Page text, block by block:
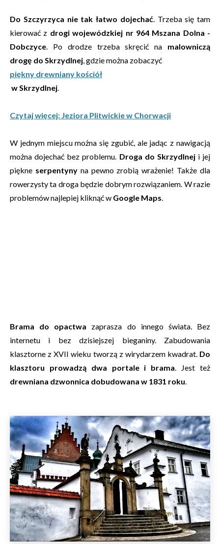
Do Szczyrzyca nie tak łatwo dojechać. Trzeba się tam
kierować z drogi wojewódzkiej nr 964 Mszana Dolna -
Dobczyce. Po drodze trzeba skręcić na malowniczą
drogę do Skrzydlnej, gdzie można zobaczyć
piękny drewniany kościół
w Skrzydlnej.
Czytaj więcej: Jeziora Plitwickie w Chorwacji
W jednym miejscu można się zgubić, ale jadąc z nawigacją
można dojechać bez problemu. Droga do Skrzydlneji jej
piękne serpentynyna pewno zrobią wrażenie! Także dla
rowerzysty ta droga będzie dobrym rozwiązaniem. W razie
problemów najlepiej kliknąć w Google Maps.
Brama do opactwa zaprasza do innego świata. Bez
internetu i bez dzisiejszej bieganiny. Zabudowania
klasztorne z XVII wieku tworzą z wirydarzem kwadrat.Do
klasztoru prowadzą dwa portale i brama. Jest też
drewniana dzwonnica dobudowana w 1831 roku.